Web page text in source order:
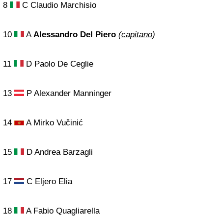
8 C Claudio Marchisio
10 AAlessandro Del Piero (capitano)
11 D Paolo De Ceglie
13 P Alexander Manninger
14 A Mirko Vučinić
15 D Andrea Barzagli
17 C Eljero Elia
18 A Fabio Quagliarella